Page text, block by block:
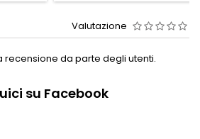
Valutazione
recensione da parte degli utenti.
su Facebook